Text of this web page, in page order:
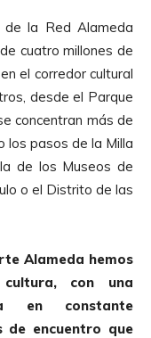
la Red Alameda
cuatro millones de
el corredor cultural
desde el Parque
concentran más de
los pasos de la Milla
de los Museos de
o el Distrito de las
Alameda hemos
con una
en constante
de encuentro que